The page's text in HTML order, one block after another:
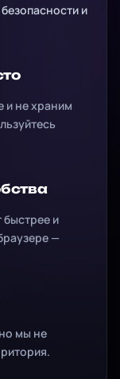
и
и не храним
и
—
мы не